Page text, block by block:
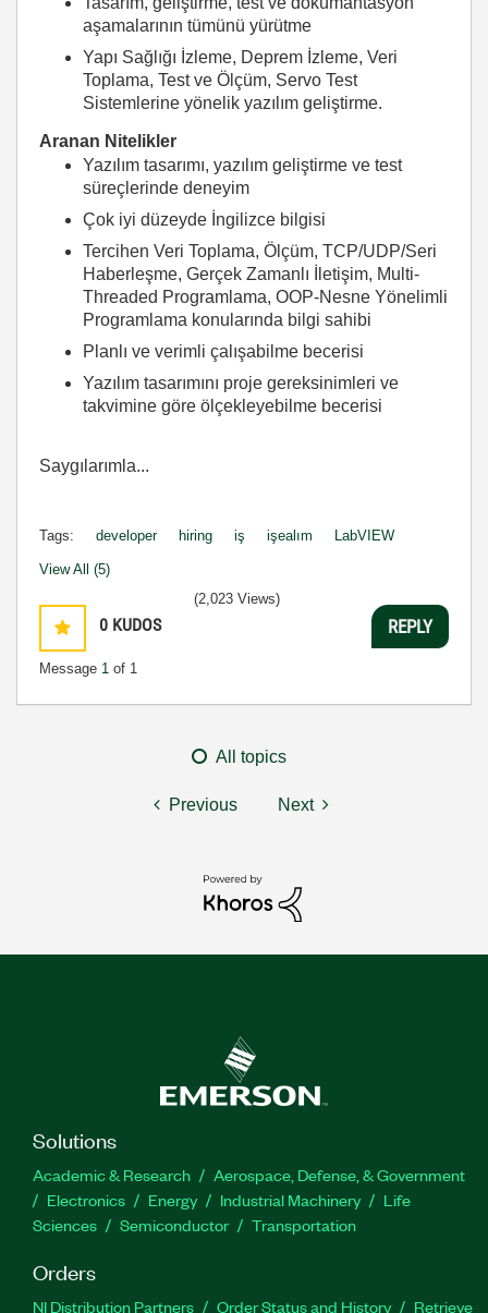
aşamalarının tümünü yürütme
Yapı Sağlığı İzleme, Deprem İzleme, Veri
Toplama, Test ve Ölçüm, Servo Test
Sistemlerine yönelik yazılım geliştirme.
Aranan Nitelikler
Yazılım tasarımı, yazılım geliştirme ve test
süreçlerinde deneyim
Çok iyi düzeyde İngilizce bilgisi
Tercihen Veri Toplama, Ölçüm, TCP/UDP/Seri
Haberleşme, Gerçek Zamanlı İletişim, Multi-
Threaded Programlama, OOP-Nesne Yönelimli
Programlama konularında bilgi sahibi
Planlı ve verimli çalışabilme becerisi
Yazılım tasarımını proje gereksinimleri ve
takvimine göre ölçekleyebilme becerisi
Saygılarımla...
Tags: developer hiring iş işealım LabVIEW
View All (5)
0 KUDOS
Message 1 of 1
(2,023 Views)
REPLY
All topics
Previous Next
Solutions
Academic & Research
Aerospace, Defense, & Government
Electronics
Energy Industrial Machinery
Life
Sciences
Semiconductor Transportation
Orders
NI Distribution Partners Order Status and History
Retrieve